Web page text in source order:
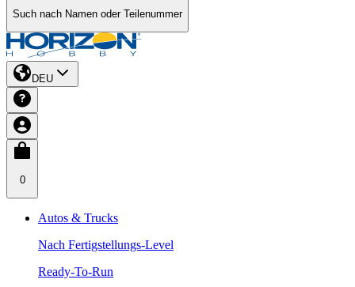
Such nach Namen oder Teilenummer
DEU
0
Autos & Trucks
Nach Fertigstellungs-Level
Ready-To-Run